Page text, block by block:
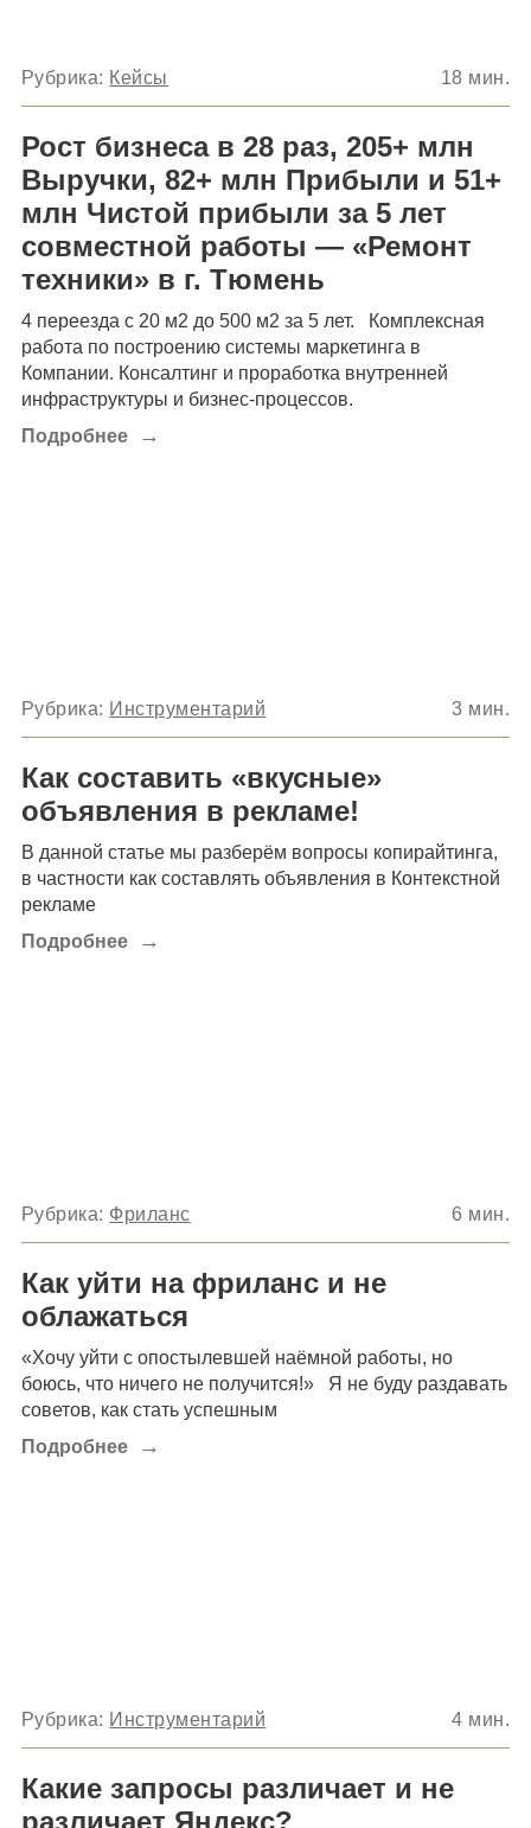
Рубрика: Кейсы 18 мин.
Рост бизнеса в 28 раз, 205+ млн
Выручки, 82+ млн Прибыли и 51+
млн Чистой прибыли за 5 лет
совместной работы — «Ремонт
техники» в г. Тюмень
4 переезда с 20 м2 до 500 м2 за 5 лет. Комплексная
работа по построению системы маркетинга в
Компании. Консалтинг и проработка внутренней
инфраструктуры и бизнес-процессов.
Подробнее
→
Рубрика: Инструментарий 3 мин.
Как составить «вкусные»
объявления в рекламе!
В данной статье мы разберём вопросы копирайтинга,
в частности как составлять объявления в Контекстной
рекламе
Подробнее
→
Рубрика: Фриланс 6 мин.
Как уйти на фриланс и не
облажаться
«Хочу уйти с опостылевшей наёмной работы, но
боюсь, что ничего не получится!» Я не буду раздавать
советов, как стать успешным
Подробнее
→
Рубрика: Инструментарий 4 мин.
Какие запросы различает и не
различает Яндекс?